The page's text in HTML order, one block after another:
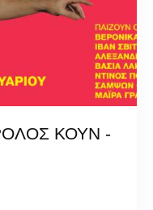
ΚΟΥΝ -